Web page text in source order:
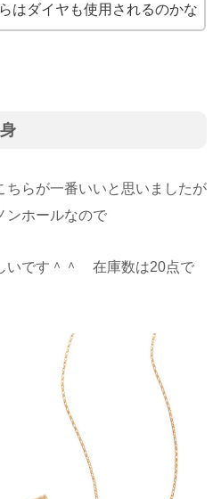
はダイヤも使用されるのかな
ちらが一番いいと思いましたが
ンホールなので
いです＾＾ 在庫数は20点で